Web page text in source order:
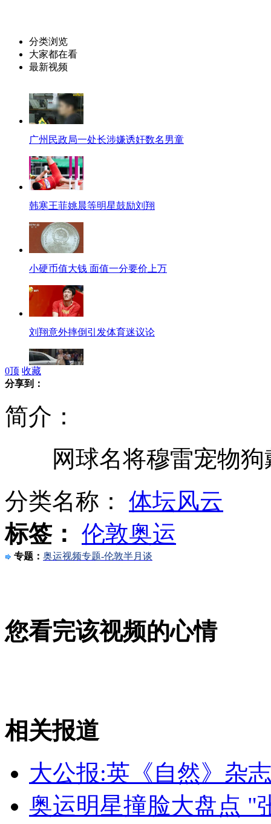
分类浏览
大家都在看
最新视频
广州民政局一处长涉嫌诱奸数名男童
韩寒王菲姚晨等明星鼓励刘翔
小硬币值大钱 面值一分要价上万
刘翔意外摔倒引发体育迷议论
退役体育明星的生存之道
台风“海葵”袭击浙江台州
女孩北京地铁殴打老人 痛下狠手拳打脚踢
0顶 收藏
分享到：
简介：
网球名将穆雷宠物狗
分类名称： 体坛风云
标签： 伦敦奥运
专题： 奥运视频专题-伦敦半月谈
您看完该视频的心情
相关报道
大公报:英《自然》杂
奥运明星撞脸大盘点 "